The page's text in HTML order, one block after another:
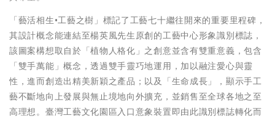
「藝活相生•工藝之樹」標記了工藝七十繼往開來的重要里程碑，
其設計概念能連結至楊英風先生原創的工藝中心形象識別標誌，
該圖案構想取自於「植物人格化」之創意並含有雙重意義，包含
「雙手萬能」概念，透過雙手靈巧地運用，加以融注愛心與靈
性，進而創造出精美新穎之產品；以及「生命成長」，顯示手工
藝不斷地向上發展與無止境地向外擴充，並銷售至全球各地之至
高理想。臺灣工藝文化園區入口意象裝置即由此識別標誌轉化而